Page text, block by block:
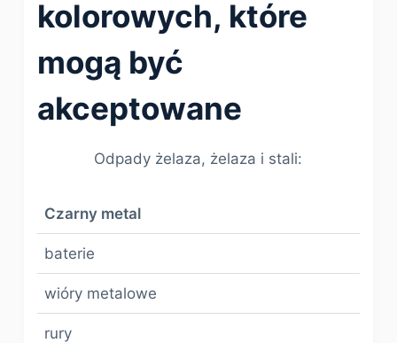
kolorowych, które
mogą być
akceptowane
Odpady żelaza, żelaza i stali:
Czarny metal
baterie
wióry metalowe
rury